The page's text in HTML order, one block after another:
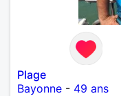
Plage
Bayonne - 49 ans